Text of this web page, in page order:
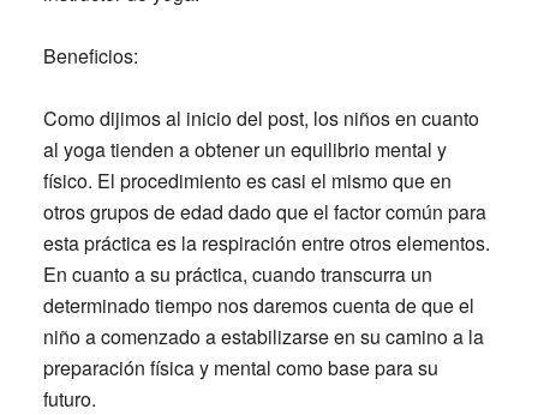
Beneficios:
Como dijimos al inicio del post, los niños en cuanto
al yoga tienden a obtener un equilibrio mental y
físico. El procedimiento es casi el mismo que en
otros grupos de edad dado que el factor común para
esta práctica es la respiración entre otros elementos.
En cuanto a su práctica, cuando transcurra un
determinado tiempo nos daremos cuenta de que el
niño a comenzado a estabilizarse en su camino a la
preparación física y mental como base para su
futuro.